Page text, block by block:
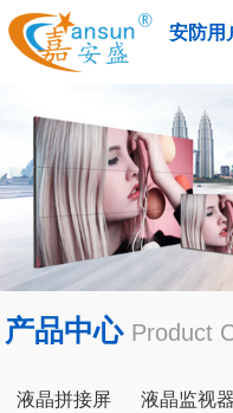
安防用
产品中心 Product
液晶拼接屏 液晶监视器